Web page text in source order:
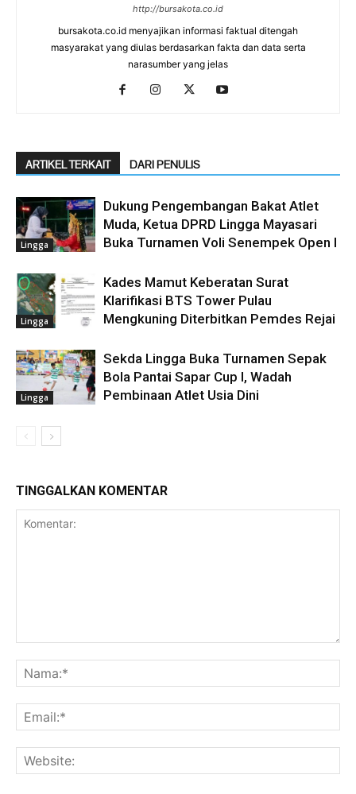
http://bursakota.co.id
bursakota.co.id menyajikan informasi faktual ditengah
masyarakat yang diulas berdasarkan fakta dan data serta
narasumber yang jelas
ARTIKEL TERKAIT DARI PENULIS
Lingga
Dukung Pengembangan Bakat Atlet
Muda, Ketua DPRD Lingga Mayasari
Buka Turnamen Voli Senempek Open I
Lingga
Kades Mamut Keberatan Surat
Klarifikasi BTS Tower Pulau
Mengkuning Diterbitkan Pemdes Rejai
Lingga
Sekda Lingga Buka Turnamen Sepak
Bola Pantai Sapar Cup I, Wadah
Pembinaan Atlet Usia Dini
TINGGALKAN KOMENTAR